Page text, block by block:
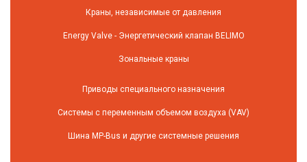
Краны, независимые от давления
Energy Valve - Энергетический клапан BELIMO
Зональные краны
Приводы специального назначения
Системы с переменным объемом воздуха (VAV)
Шина MP-Bus и другие системные решения